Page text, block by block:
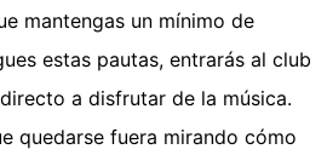
mantengas un mínimo de
estas pautas, entrarás al club
a disfrutar de la música.
quedarse fuera mirando cómo